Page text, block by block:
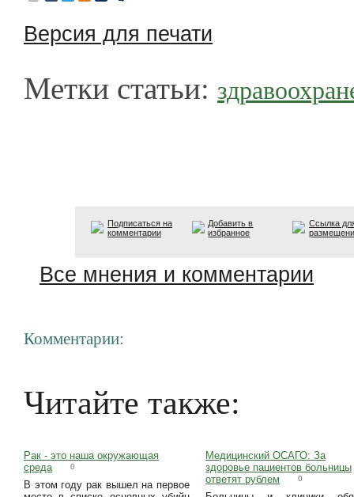
Версия для печати
Метки статьи:
Подписаться на
комментарии
Добавить в
избранное
Ссылка
Все мнения и комментарии
Комментарии:
Читайте также:
Рак - это наша окружающая
среда
0
В этом году рак вышел на первое
Медицинский ОСАГО: За
здоровье пациентов больницы
ответят рублем
0